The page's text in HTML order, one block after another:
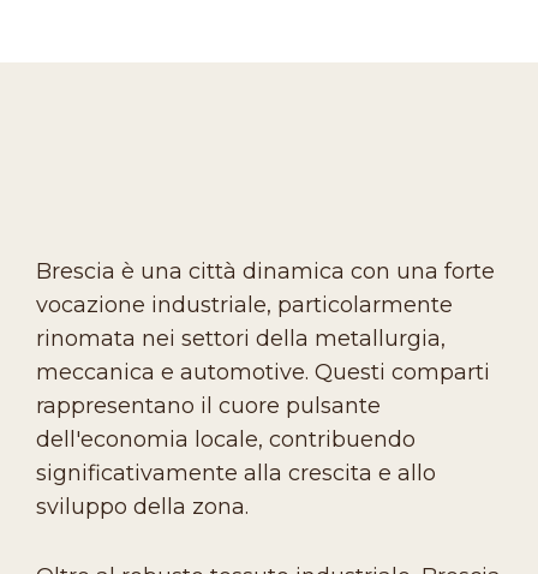
Brescia è una città dinamica con una forte
vocazione industriale, particolarmente
rinomata nei settori della metallurgia,
meccanica e automotive. Questi comparti
rappresentano il cuore pulsante
dell'economia locale, contribuendo
significativamente alla crescita e allo
sviluppo della zona.